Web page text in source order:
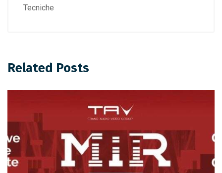
Tecniche
Related Posts